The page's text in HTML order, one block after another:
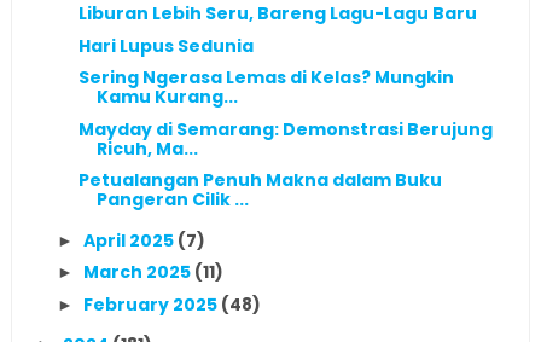
Liburan Lebih Seru, Bareng Lagu-Lagu Baru
Hari Lupus Sedunia
Sering Ngerasa Lemas di Kelas? Mungkin
Kamu Kurang...
Mayday di Semarang: Demonstrasi Berujung
Ricuh, Ma...
Petualangan Penuh Makna dalam Buku
Pangeran Cilik ...
► April 2025 (7)
► March 2025 (11)
► February 2025 (48)